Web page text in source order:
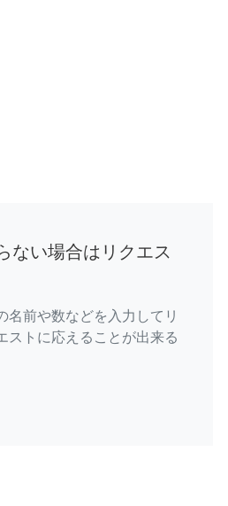
ない場合はリクエス
名前や数などを入力してリ
ストに応えることが出来る